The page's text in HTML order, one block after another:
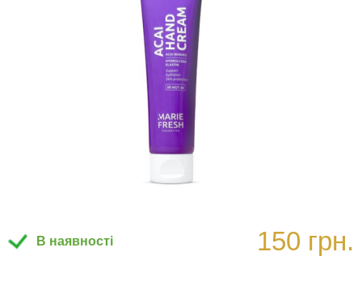
В наявності 150 грн.